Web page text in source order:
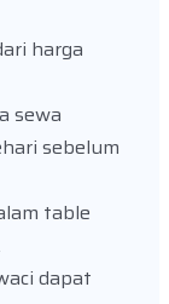
harga
sewa
sebelum
table
dapat